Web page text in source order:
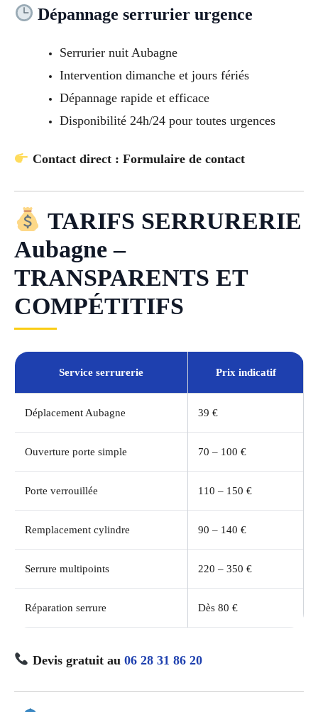
Dépannage serrurier urgence
Serrurier nuit Aubagne
Intervention dimanche et jours fériés
Dépannage rapide et efficace
Disponibilité 24h/24 pour toutes urgences
Contact direct : Formulaire de contact
TARIFS SERRURERIE
Aubagne –
TRANSPARENTS ET
COMPÉTITIFS
Service serrurerie Prix indicatif
Déplacement Aubagne 39 €
Ouverture porte simple 70 – 100 €
Porte verrouillée 110 – 150 €
Remplacement cylindre 90 – 140 €
Serrure multipoints 220 – 350 €
Réparation serrure Dès 80 €
Devis gratuit au 06 28 31 86 20